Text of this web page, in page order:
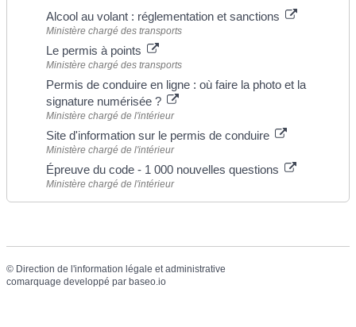
Alcool au volant : réglementation et sanctions
Ministère chargé des transports
Le permis à points
Ministère chargé des transports
Permis de conduire en ligne : où faire la photo et la
signature numérisée ?
Ministère chargé de l'intérieur
Site d'information sur le permis de conduire
Ministère chargé de l'intérieur
Épreuve du code - 1 000 nouvelles questions
Ministère chargé de l'intérieur
© Direction de l'information légale et administrative
comarquage developpé par baseo.io